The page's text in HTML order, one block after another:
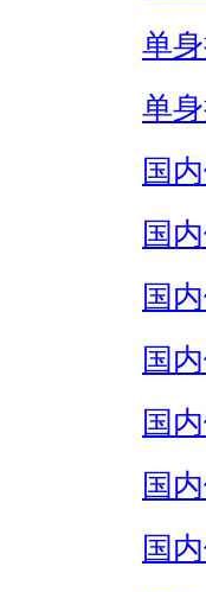
单
单
国
国
国
国
国
国
国